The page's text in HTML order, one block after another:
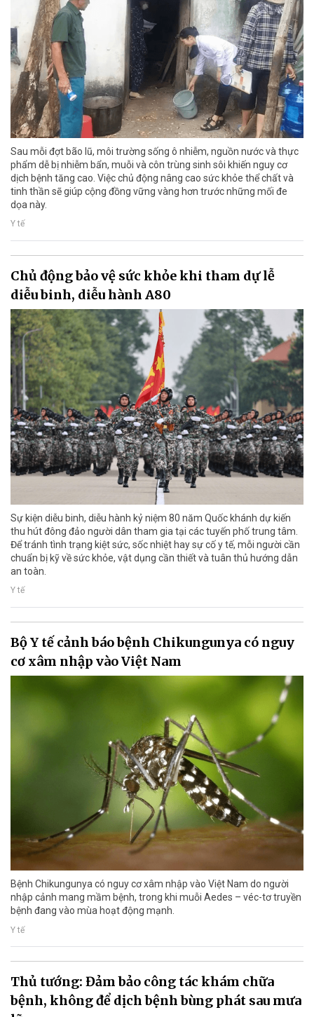
Sau mỗi đợt bão lũ, môi trường sống ô nhiễm, nguồn nước và thực
phẩm dễ bị nhiễm bẩn, muỗi và côn trùng sinh sôi khiến nguy cơ
dịch bệnh tăng cao. Việc chủ động nâng cao sức khỏe thể chất và
tinh thần sẽ giúp cộng đồng vững vàng hơn trước những mối đe
dọa này.
Y tế
Chủ động bảo vệ sức khỏe khi tham dự lễ
diễu binh, diễu hành A80
Sự kiện diễu binh, diễu hành kỷ niệm 80 năm Quốc khánh dự kiến
thu hút đông đảo người dân tham gia tại các tuyến phố trung tâm.
Để tránh tình trạng kiệt sức, sốc nhiệt hay sự cố y tế, mỗi người cần
chuẩn bị kỹ về sức khỏe, vật dụng cần thiết và tuân thủ hướng dẫn
an toàn.
Y tế
Bộ Y tế cảnh báo bệnh Chikungunya có nguy
cơ xâm nhập vào Việt Nam
Bệnh Chikungunya có nguy cơ xâm nhập vào Việt Nam do người
nhập cảnh mang mầm bệnh, trong khi muỗi Aedes – véc-tơ truyền
bệnh đang vào mùa hoạt động mạnh.
Y tế
Thủ tướng: Đảm bảo công tác khám chữa
bệnh, không để dịch bệnh bùng phát sau mưa